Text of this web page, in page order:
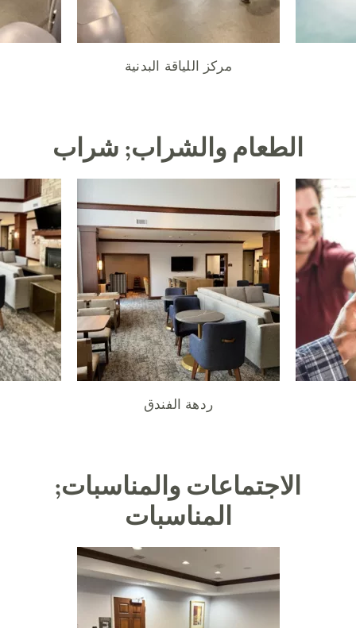
مركز اللياقة البدنية
الطعام والشراب; شراب
ردهة الفندق
الاجتماعات والمناسبات;
المناسبات